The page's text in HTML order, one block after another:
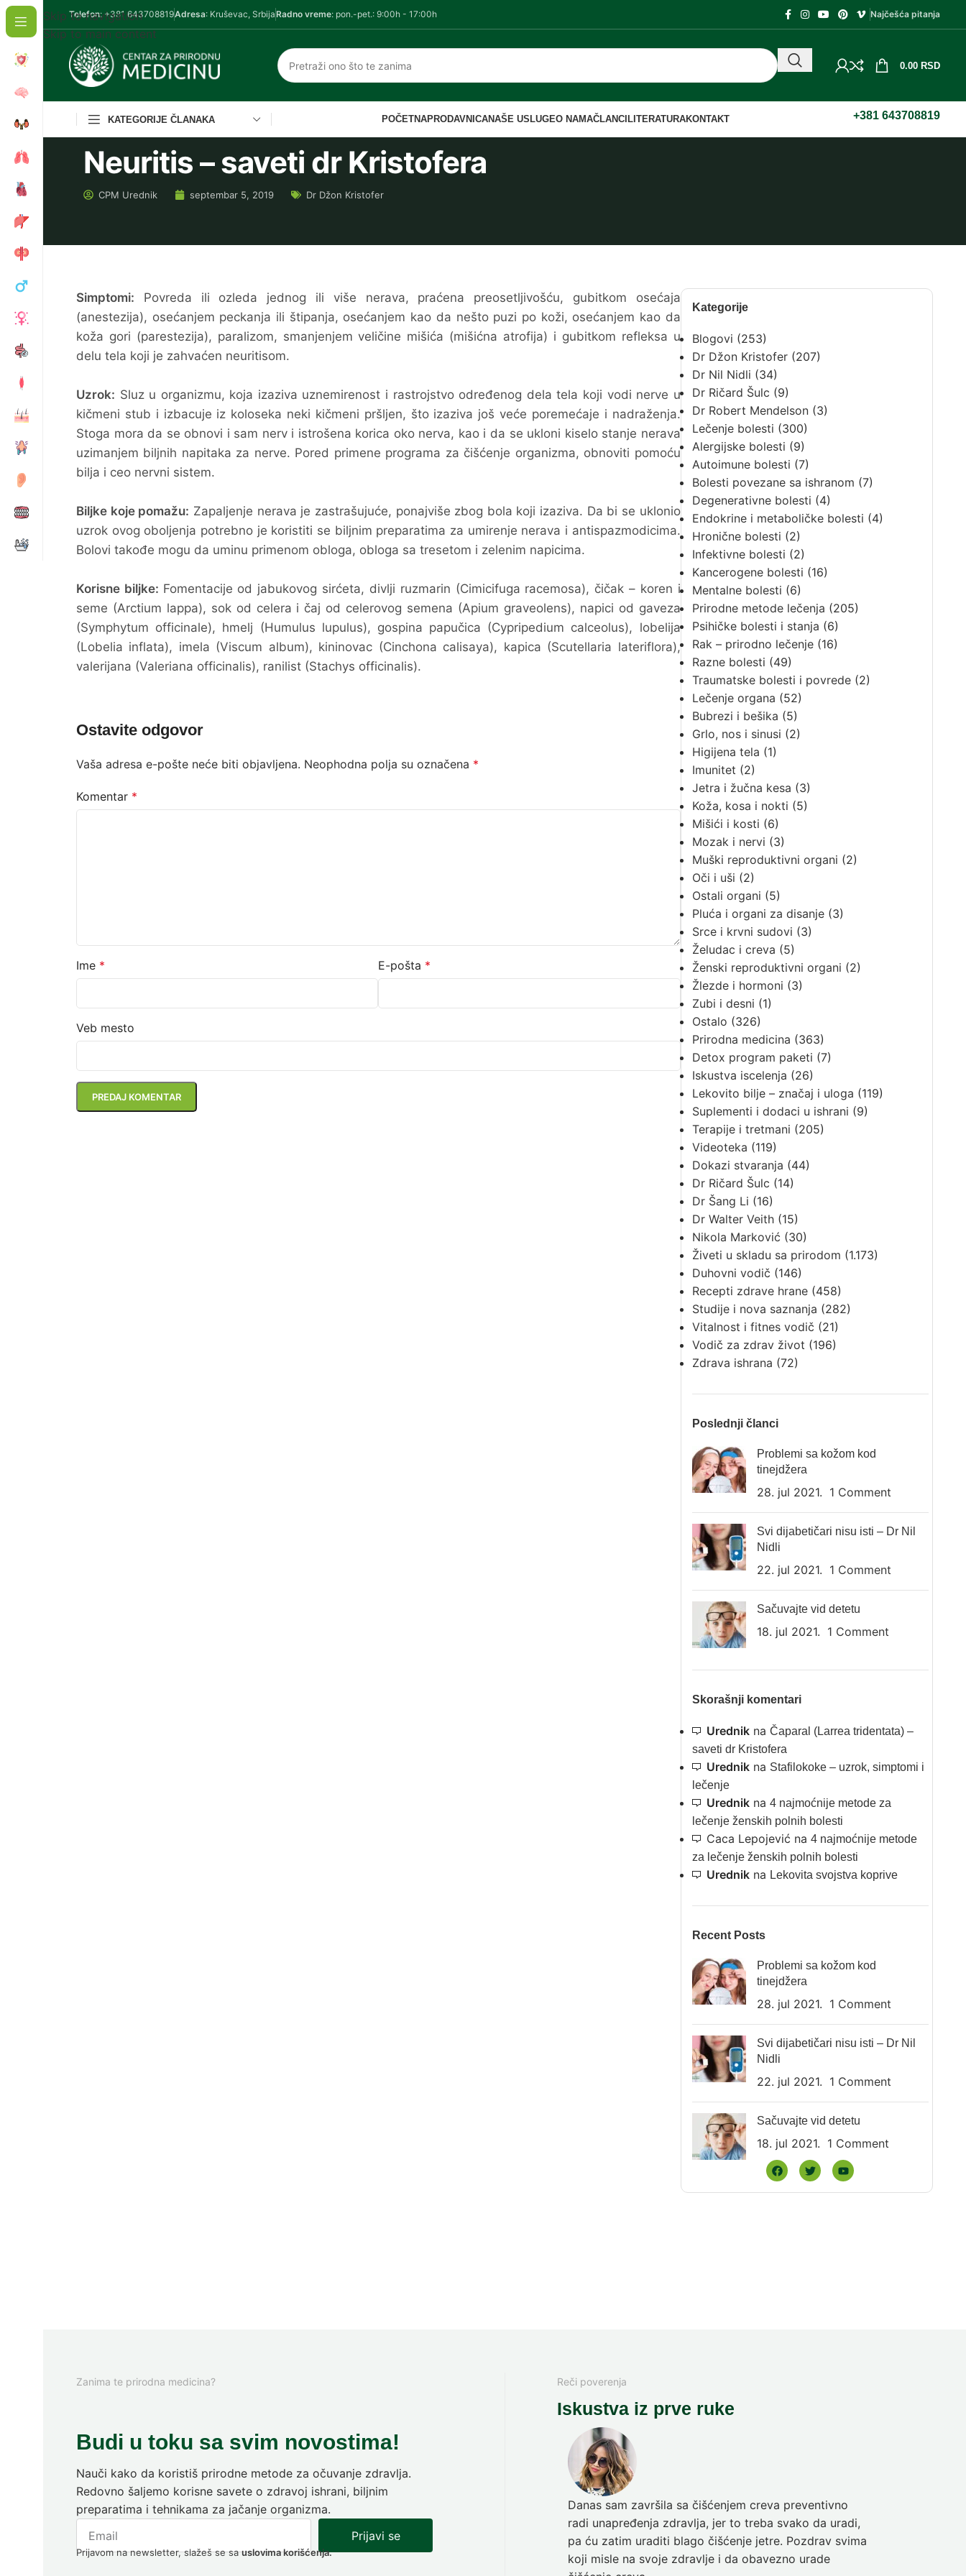
Skip to navigation
Skip to main content
Telefon: +381 643708819Adresa: Kruševac, SrbijaRadno vreme: pon.-pet.: 9:00h - 17:00h Najčešća pitanja
0.00 RSD
KATEGORIJE ČLANAKA POČETNAPRODAVNICANAŠE USLUGEO NAMAČLANCI LITERATURAKONTAKT +381 643708819
Neuritis – saveti dr Kristofera
CPM Urednik septembar 5, 2019 Dr Džon Kristofer
Kategorije
Blogovi (253)
Dr Džon Kristofer(207)
Dr Nil Nidli (34)
Dr Ričard Šulc (9)
Dr Robert Mendelson(3)
Lečenje bolesti (300)
Alergijske bolesti (9)
Autoimune bolesti (7)
Bolesti povezane sa ishranom (7)
Degenerativne bolesti (4)
Endokrine i metaboličke bolesti (4)
Hronične bolesti (2)
Infektivne bolesti (2)
Kancerogene bolesti (16)
Mentalne bolesti (6)
Prirodne metode lečenja (205)
Psihičke bolesti i stanja (6)
Rak – prirodno lečenje(16)
Razne bolesti (49)
Traumatske bolesti i povrede(2)
Lečenje organa (52)
Bubrezi i bešika (5)
Grlo, nos i sinusi (2)
Higijena tela (1)
Imunitet (2)
Jetra i žučna kesa (3)
Koža, kosa i nokti (5)
Mišići i kosti (6)
Mozak i nervi (3)
Muški reproduktivni organi (2)
Oči i uši (2)
Ostali organi (5)
Pluća i organi za disanje(3)
Srce i krvni sudovi (3)
Želudac i creva (5)
Ženski reproduktivni organi (2)
Žlezde i hormoni (3)
Zubi i desni (1)
Ostalo (326)
Prirodna medicina (363)
Detox program paketi (7)
Iskustva iscelenja (26)
Lekovito bilje – značaj i uloga (119)
Suplementi i dodaci u ishrani (9)
Terapije i tretmani (205)
Videoteka (119)
Dokazi stvaranja (44)
Dr Ričard Šulc (14)
Dr Šang Li (16)
Dr Walter Veith(15)
Nikola Marković (30)
Živeti u skladu sa prirodom (1.173)
Duhovni vodič (146)
Recepti zdrave hrane(458)
Studije i nova saznanja (282)
Vitalnost i fitnes vodič (21)
Vodič za zdrav život (196)
Zdrava ishrana (72)
Poslednji članci
Problemi sa kožom kod
tinejdžera
28. jul 2021. 1 Comment
Svi dijabetičari nisu isti – Dr Nil
Nidli
22. jul 2021. 1 Comment
Sačuvajte vid detetu
18. jul 2021. 1 Comment
Skorašnji komentari
Urednikna Čaparal (Larrea tridentata) –
saveti dr Kristofera
Urednikna Stafilokoke – uzrok, simptomi i
lečenje
Urednikna 4 najmoćnije metode za
lečenje ženskih polnih bolesti
Caca Lepojević na 4 najmoćnije metode
za lečenje ženskih polnih bolesti
Urednikna Lekovita svojstva koprive
Recent Posts
Problemi sa kožom kod
tinejdžera
28. jul 2021. 1 Comment
Svi dijabetičari nisu isti – Dr Nil
Nidli
22. jul 2021. 1 Comment
Sačuvajte vid detetu
18. jul 2021. 1 Comment
Simptomi: Povreda ili ozleda jednog ili više nerava, praćena preosetljivošću, gubitkom osećaja
(anestezija), osećanjem peckanja ili štipanja, osećanjem kao da nešto puzi po koži, osećanjem kao da
koža gori (parestezija), paralizom, smanjenjem veličine mišića (mišićna atrofija) i gubitkom refleksa u
delu tela koji je zahvaćen neuritisom.
Uzrok: Sluz u organizmu, koja izaziva uznemirenost i rastrojstvo određenog dela tela koji vodi nerve u
kičmeni stub i izbacuje iz koloseka neki kičmeni pršljen, što izaziva još veće poremećaje i nadraženja.
Stoga mora da se obnovi i sam nerv i istrošena korica oko nerva, kao i da se ukloni kiselo stanje nerava
uzimanjem biljnih napitaka za nerve. Pored primene programa za čišćenje organizma, obnoviti pomoću
bilja i ceo nervni sistem.
Biljke koje pomažu: Zapaljenje nerava je zastrašujuće, ponajviše zbog bola koji izaziva. Da bi se uklonio
uzrok ovog oboljenja potrebno je koristiti se biljnim preparatima za umirenje nerava i antispazmodicima.
Bolovi takođe mogu da uminu primenom obloga, obloga sa tresetom i zelenim napicima.
Korisne biljke: Fomentacije od jabukovog sirćeta, divlji ruzmarin (Cimicifuga racemosa), čičak – koren i
seme (Arctium lappa), sok od celera i čaj od celerovog semena (Apium graveolens), napici od gaveza
(Symphytum officinale), hmelj (Humulus lupulus), gospina papučica (Cypripedium calceolus), lobelija
(Lobelia inflata), imela (Viscum album), kininovac (Cinchona calisaya), kapica (Scutellaria lateriflora),
valerijana (Valeriana officinalis), ranilist (Stachys officinalis).
Ostavite odgovor
Vaša adresa e-pošte neće biti objavljena. Neophodna polja su označena *
Komentar *
Ime * E-pošta *
Veb mesto
Zanima te prirodna medicina?
Budi u toku sa svim novostima!
Nauči kako da koristiš prirodne metode za očuvanje zdravlja.
Redovno šaljemo korisne savete o zdravoj ishrani, biljnim
preparatima i tehnikama za jačanje organizma.
Prijavi se
Prijavom na newsletter, slažeš se sauslovima korišćenja.
Reči poverenja
Iskustva iz prve ruke
Danas sam završila sa čišćenjem creva preventivno
radi unapređenja zdravlja, jer to treba svako da uradi,
pa ću zatim uraditi blago čišćenje jetre. Pozdrav svima
koji misle na svoje zdravlje i da obavezno urade